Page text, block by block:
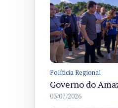
Políticia Regional
03/07/2026